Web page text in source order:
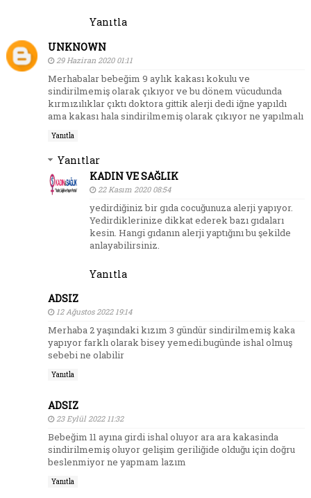
Yanıtla
UNKNOWN
29 Haziran 2020 01:11
Merhabalar bebeğim 9 aylık kakası kokulu ve
sindirilmemiş olarak çıkıyor ve bu dönem vücudunda
kırmızılıklar çıktı doktora gittik alerji dedi iğne yapıldı
ama kakası hala sindirilmemiş olarak çıkıyor ne yapılmalı
Yanıtla
Yanıtlar
KADIN VE SAĞLIK
22 Kasım 2020 08:54
yedirdiğiniz bir gıda cocuğunuza alerji yapıyor.
Yedirdiklerinize dikkat ederek bazı gıdaları
kesin. Hangi gıdanın alerji yaptığını bu şekilde
anlayabilirsiniz.
Yanıtla
ADSIZ
12 Ağustos 2022 19:14
Merhaba 2 yaşındaki kızım 3 gündür sindirilmemiş kaka
yapıyor farklı olarak bisey yemedi.bugünde ishal olmuş
sebebi ne olabilir
Yanıtla
ADSIZ
23 Eylül 2022 11:32
Bebeğim 11 ayına girdi ishal oluyor ara ara kakasinda
sindirilmemiş oluyor gelişim geriliğide olduğu için doğru
beslenmiyor ne yapmam lazım
Yanıtla